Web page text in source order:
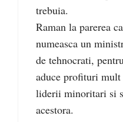
trebuia.
Raman la parerea
numeasca un
de tehnocrati,
aduce profituri
liderii minoritari si
acestora.